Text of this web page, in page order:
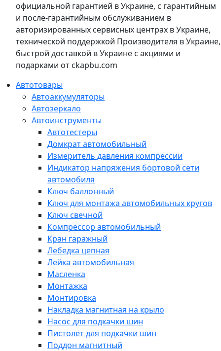
официальной гарантией в Украине, с гарантийным
и после-гарантийным обслуживанием в
авторизированных сервисных центрах в Украине,
технической поддержкой Производителя в Украине,
быстрой доставкой в Украине с акциями и
подарками от ckapbu.com
Автотовары
Автоаккумуляторы
Автозеркало
Автоинструменты
Автотестеры
Домкрат автомобильный
Измеритель давления компрессии
Индикатор напряжения бортовой сети
автомобиля
Ключ баллонный
Ключ для монтажа автомобильных кругов
Ключ свечной
Компрессор автомобильный
Кран гаражный
Лебедка цепная
Лейка автомобильная
Масленка
Монтажка
Монтировка
Накладка магнитная на крыло
Насос для подкачки шин
Пистолет для подкачки шин
Поддон магнитный